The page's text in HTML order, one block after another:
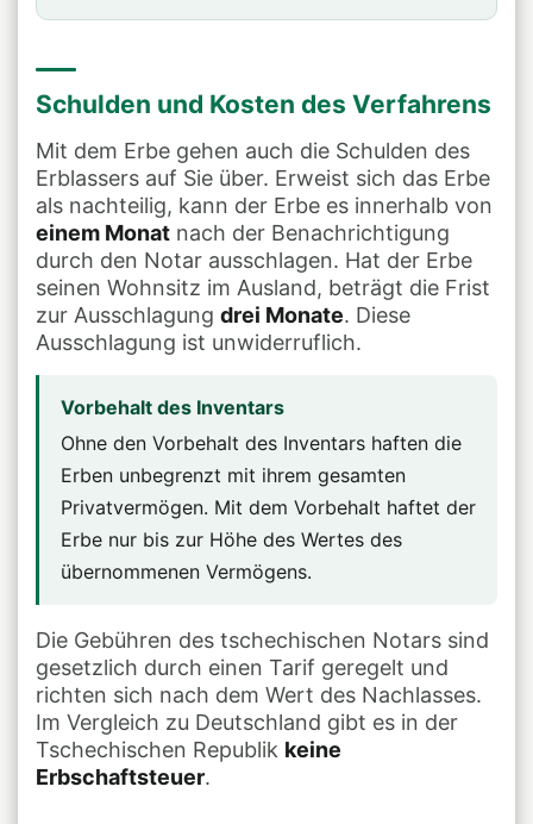
Schulden und Kosten des Verfahrens
Mit dem Erbe gehen auch die Schulden des
Erblassers auf Sie über. Erweist sich das Erbe
als nachteilig, kann der Erbe es innerhalb von
einem Monat nach der Benachrichtigung
durch den Notar ausschlagen. Hat der Erbe
seinen Wohnsitz im Ausland, beträgt die Frist
zur Ausschlagung drei Monate. Diese
Ausschlagung ist unwiderruflich.
Vorbehalt des Inventars
Ohne den Vorbehalt des Inventars haften die
Erben unbegrenzt mit ihrem gesamten
Privatvermögen. Mit dem Vorbehalt haftet der
Erbe nur bis zur Höhe des Wertes des
übernommenen Vermögens.
Die Gebühren des tschechischen Notars sind
gesetzlich durch einen Tarif geregelt und
richten sich nach dem Wert des Nachlasses.
Im Vergleich zu Deutschland gibt es in der
Tschechischen Republik keine
Erbschaftsteuer.